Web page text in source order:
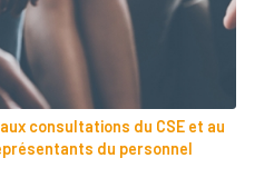
consultations du CSE et au
du personnel